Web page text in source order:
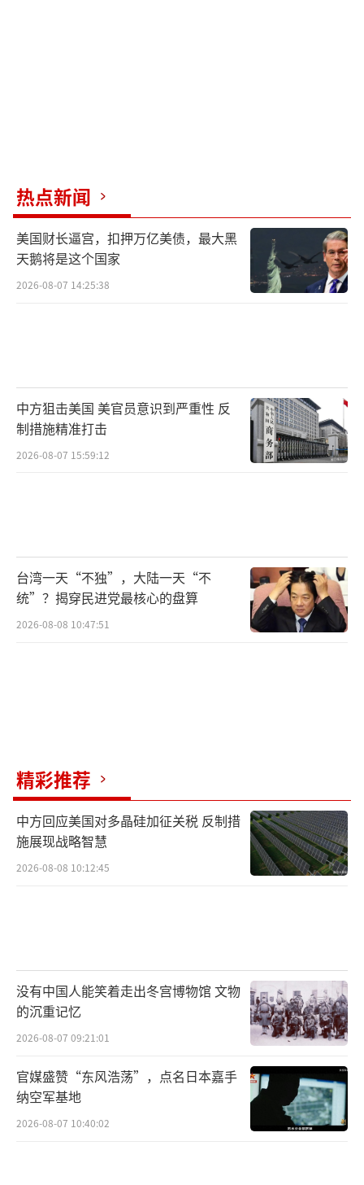
热点新闻
美国财长逼宫，扣押万亿美债，最大黑
天鹅将是这个国家
2026-08-07 14:25:38
中方狙击美国 美官员意识到严重性 反
制措施精准打击
2026-08-07 15:59:12
台湾一天“不独”，大陆一天“不
统”？揭穿民进党最核心的盘算
2026-08-08 10:47:51
精彩推荐
中方回应美国对多晶硅加征关税 反制措
施展现战略智慧
2026-08-08 10:12:45
没有中国人能笑着走出冬宫博物馆 文物
的沉重记忆
2026-08-07 09:21:01
官媒盛赞“东风浩荡”，点名日本嘉手
纳空军基地
2026-08-07 10:40:02